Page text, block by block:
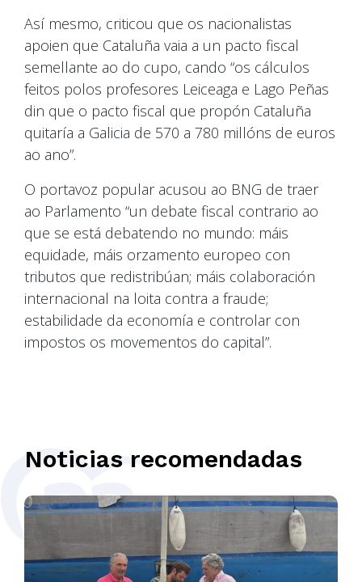
Así mesmo, criticou que os nacionalistas
apoien que Cataluña vaia a un pacto fiscal
semellante ao do cupo, cando “os cálculos
feitos polos profesores Leiceaga e Lago Peñas
din que o pacto fiscal que propón Cataluña
quitaría a Galicia de 570 a 780 millóns de euros
ao ano”.
O portavoz popular acusou ao BNG de traer
ao Parlamento “un debate fiscal contrario ao
que se está debatendo no mundo: máis
equidade, máis orzamento europeo con
tributos que redistribúan; máis colaboración
internacional na loita contra a fraude;
estabilidade da economía e controlar con
impostos os movementos do capital”.
Noticias recomendadas